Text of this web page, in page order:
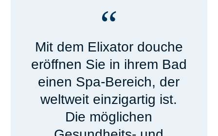
“
Mit dem Elixator douche
eröffnen Sie in ihrem Bad
einen Spa-Bereich, der
weltweit einzigartig ist.
Die möglichen